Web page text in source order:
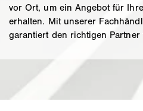
vor Ort, um ein Angebot für
erhalten. Mit unserer
garantiert den richtigen Partner